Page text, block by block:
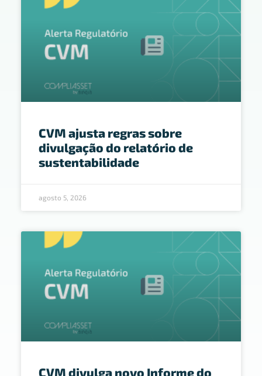
CVM ajusta regras sobre
divulgação do relatório de
sustentabilidade
agosto 5, 2026
CVM divulga novo Informe do